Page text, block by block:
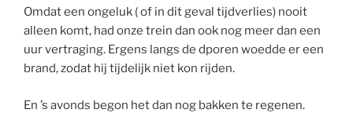
Omdat een ongeluk ( of in dit geval tijdverlies) nooit
alleen komt, had onze trein dan ook nog meer dan een
uur vertraging. Ergens langs de dporen woedde er een
brand, zodat hij tijdelijk niet kon rijden.
En ’s avonds begon het dan nog bakken te regenen.